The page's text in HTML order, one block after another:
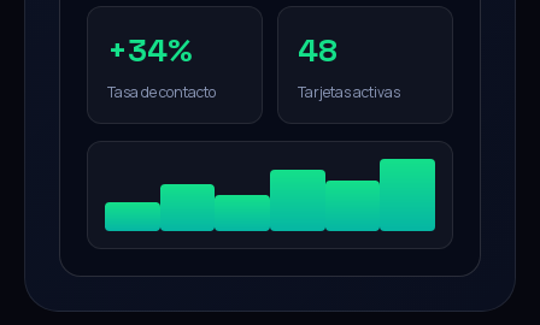
+34%
Tasa de contacto
48
Tarjetas activas